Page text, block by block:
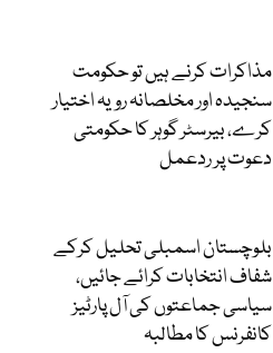
مذاکرات کرنے ہیں تو حکومت
سنجیدہ اور مخلصانہ رویہ اختیار
کرے، بیرسٹر گوہر کا حکومتی
دعوت پر ردعمل
بلوچستان اسمبلی تحلیل کرکے
شفاف انتخابات کرائے جائیں،
سیاسی جماعتوں کی آل پارٹیز
کانفرنس کا مطالبہ